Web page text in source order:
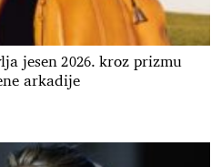
jesen 2026. kroz prizmu
arkadije